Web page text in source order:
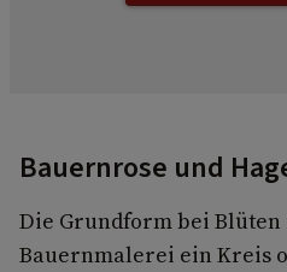
Bauernrose und
Die Grundform bei
Bauernmalerei ein Kreis